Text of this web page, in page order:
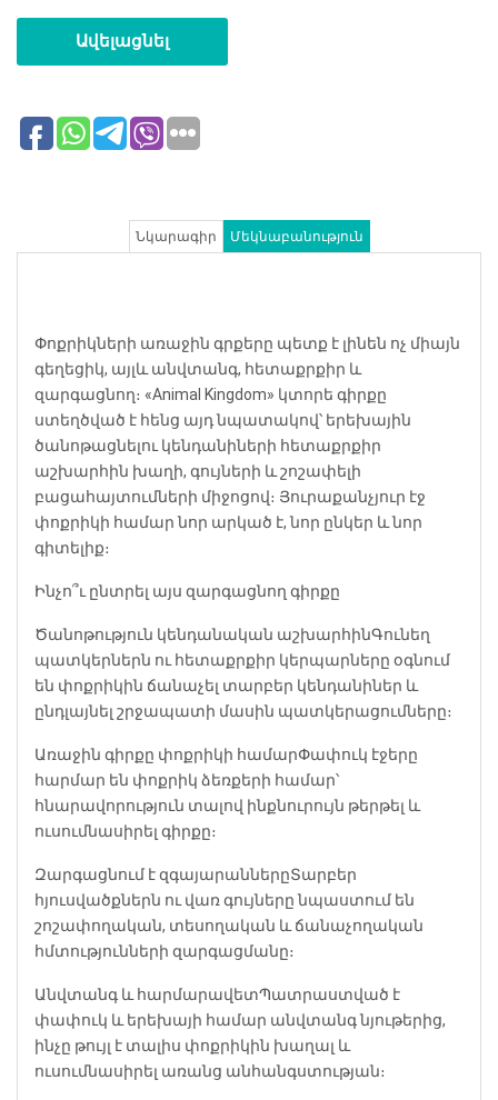
Ավելացնել
Նկարագիր Մեկնաբանություն
Փոքրիկների առաջին գրքերը պետք է լինեն ոչ միայն
գեղեցիկ, այլև անվտանգ, հետաքրքիր և
զարգացնող։ «Animal Kingdom» կտորե գիրքը
ստեղծված է հենց այդ նպատակով՝ երեխային
ծանոթացնելու կենդանիների հետաքրքիր
աշխարհին խաղի, գույների և շոշափելի
բացահայտումների միջոցով։ Յուրաքանչյուր էջ
փոքրիկի համար նոր արկած է, նոր ընկեր և նոր
գիտելիք։
Ինչո՞ւ ընտրել այս զարգացնող գիրքը
Ծանոթություն կենդանական աշխարհինԳունեղ
պատկերներն ու հետաքրքիր կերպարները օգնում
են փոքրիկին ճանաչել տարբեր կենդանիներ և
ընդլայնել շրջապատի մասին պատկերացումները։
Առաջին գիրքը փոքրիկի համարՓափուկ էջերը
հարմար են փոքրիկ ձեռքերի համար՝
հնարավորություն տալով ինքնուրույն թերթել և
ուսումնասիրել գիրքը։
Զարգացնում է զգայարաններըՏարբեր
հյուսվածքներն ու վառ գույները նպաստում են
շոշափողական, տեսողական և ճանաչողական
հմտությունների զարգացմանը։
Անվտանգ և հարմարավետՊատրաստված է
փափուկ և երեխայի համար անվտանգ նյութերից,
ինչը թույլ է տալիս փոքրիկին խաղալ և
ուսումնասիրել առանց անհանգստության։